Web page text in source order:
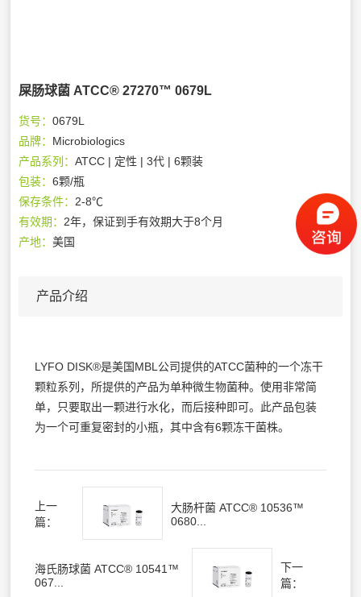
屎肠球菌 ATCC® 27270™ 0679L
货号：0679L
品牌： Microbiologics
产品系列：ATCC | 定性 | 3代 | 6颗装
包装：6颗/瓶
保存条件： 2-8℃
有效期： 2年，保证到手有效期大于8个月
产地：美国
产品介绍
LYFO DISK®是美国MBL公司提供的ATCC菌种的一个冻干
颗粒系列，所提供的产品为单种微生物菌种。使用非常简
单，只要取出一颗进行水化，而后接种即可。此产品包装
为一个可重复密封的小瓶，其中含有6颗冻干菌株。
上一
篇：
大肠杆菌 ATCC® 10536™
0680...
海氏肠球菌 ATCC® 10541™
067...
下一
篇：